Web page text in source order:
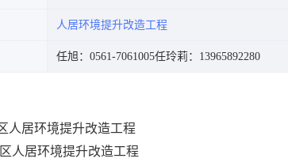
人居环境提升改造工程
任旭：0561-7061005任玲莉：13965892280
人居环境提升改造工程
人居环境提升改造工程